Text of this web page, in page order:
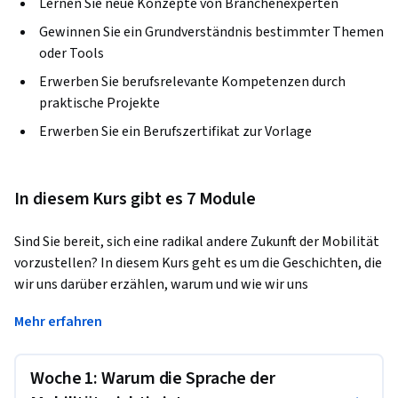
Gewinnen Sie ein Grundverständnis bestimmter Themen
oder Tools
Erwerben Sie berufsrelevante Kompetenzen durch
praktische Projekte
Erwerben Sie ein Berufszertifikat zur Vorlage
In diesem Kurs gibt es 7 Module
Sind Sie bereit, sich eine radikal andere Zukunft der Mobilität
vorzustellen? In diesem Kurs geht es um die Geschichten, die
wir uns darüber erzählen, warum und wie wir uns
kritisch hinterfragen, helfen wir Ihnen, Mobilität auf eine
systemdynamischen Modellen untersuchen wir, wie sich eine
Mobilitätsinnovation (Ihrer Wahl) auf unser
Mehr erfahren
Woche 1: Warum die Sprache der